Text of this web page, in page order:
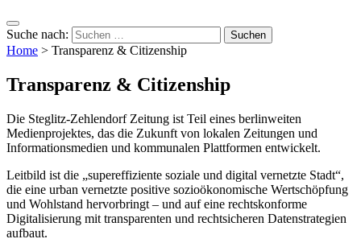
Suche nach:
Home > Transparenz & Citizenship
Transparenz & Citizenship
Die Steglitz-Zehlendorf Zeitung ist Teil eines berlinweiten
Medienprojektes, das die Zukunft von lokalen Zeitungen und
Informationsmedien und kommunalen Plattformen entwickelt.
Leitbild ist die „supereffiziente soziale und digital vernetzte Stadt“,
die eine urban vernetzte positive sozioökonomische Wertschöpfung
und Wohlstand hervorbringt – und auf eine rechtskonforme
Digitalisierung mit transparenten und rechtsicheren Datenstrategien
aufbaut.